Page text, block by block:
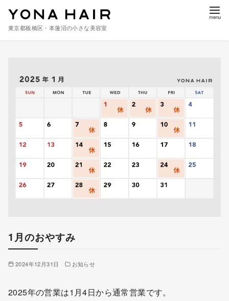
東京都板橋区・本蓮沼の小さな美容室
1月のおやすみ
2024年12月31日 お知らせ
2025年の営業は1月4日から通常営業です。